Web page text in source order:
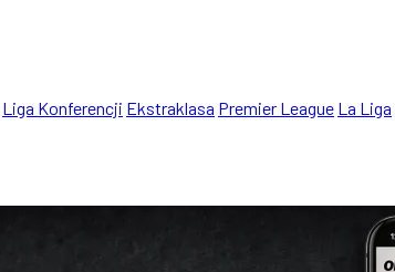
Liga Konferencji Ekstraklasa Premier League La Liga